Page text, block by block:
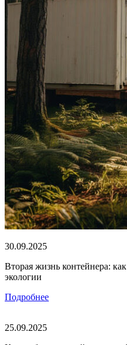
30.09.2025
Вторая жизнь контейнера:
экологии
Подробнее
25.09.2025